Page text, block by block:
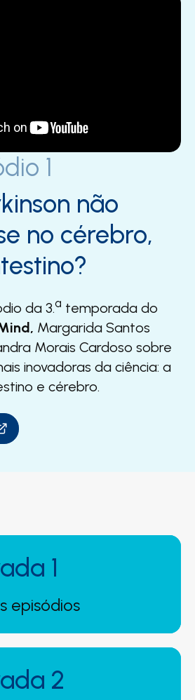
1
não
no cérebro,
da 3.a temporada do
Margarida Santos
Morais Cardoso sobre
inovadoras da ciência: a
e cérebro.​
1
episódios
2